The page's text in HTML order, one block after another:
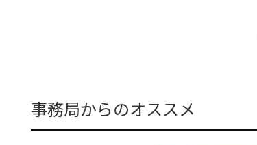
事務局からのオススメ